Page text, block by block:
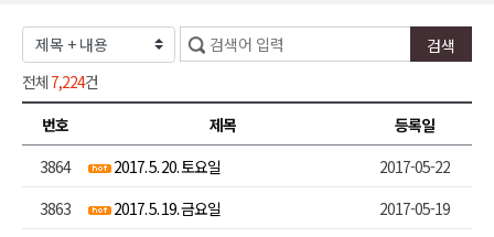
전체 7,224건
번호
제목
등록일
3864
2017. 5. 20. 토요일
2017-05-22
3863
2017. 5. 19. 금요일
2017-05-19